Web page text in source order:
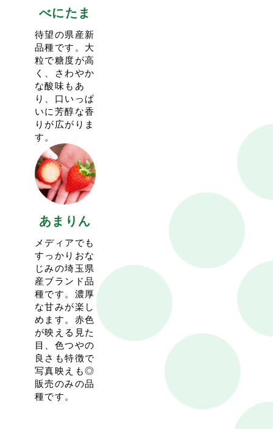
さい。
ご来園お待ちしております。
2022.1.9
＜1/22（土）、1/29（土）のいちご狩りは貸切営業とい
たします＞
上記日程はイチゴの実り状況を鑑み、予約の団体様のみ
の貸切営業とさせていただきます。
1/中〜末にかけてはイチゴの実りが少なくなる時期で
す。いちご狩りのご案内も減少いたしますことをご了承
ください。
2月頭ごろからまた多くイチゴが実ってくる予定です。
通常のイチゴ販売は営業予定です。
2021.12.16
<2021-22シーズンのイチゴ狩りは1/3(月)からスタート
いたします>
1/2(日)まではイチゴの販売のみの営業となりますのでご
注意ください。
今シーズンもイチゴ狩りは完全予約制といたします。
営業日の10日前の0:00からのご予約開始となります。
前シーズンに引き続き少人数でのご案内を基本といたし
ますので、予約が取りにくい場合もございます。ご了承
ください。
感染症対策を徹底して営業いたしますので、是非ともご
来園ください。
2021.5.4
19:15
<2020-21シーズンの営業は5/16(日)で終了いたします>
今シーズンも多くのお客様にご来園頂き、まことにあり
がとうございました。
難しい状況の中万全の対策をして営業をしておりました
が、お客様にはご迷惑、ご心配をおかけしたことと思い
しかしそのような中でスタッフもみな元気で最後まで営
べにたま
待望の県産新
品種です。大
粒で糖度が高
く、さわやか
な酸味もあ
り、口いっぱ
いに芳醇な香
りが広がりま
す。
あまりん
メディアでも
すっかりおな
じみの埼玉県
産ブランド品
種です。濃厚
な甘みが楽し
めます。赤色
が映える見た
目、色つやの
良さも特徴で
写真映えも◎
販売のみの品
種です。